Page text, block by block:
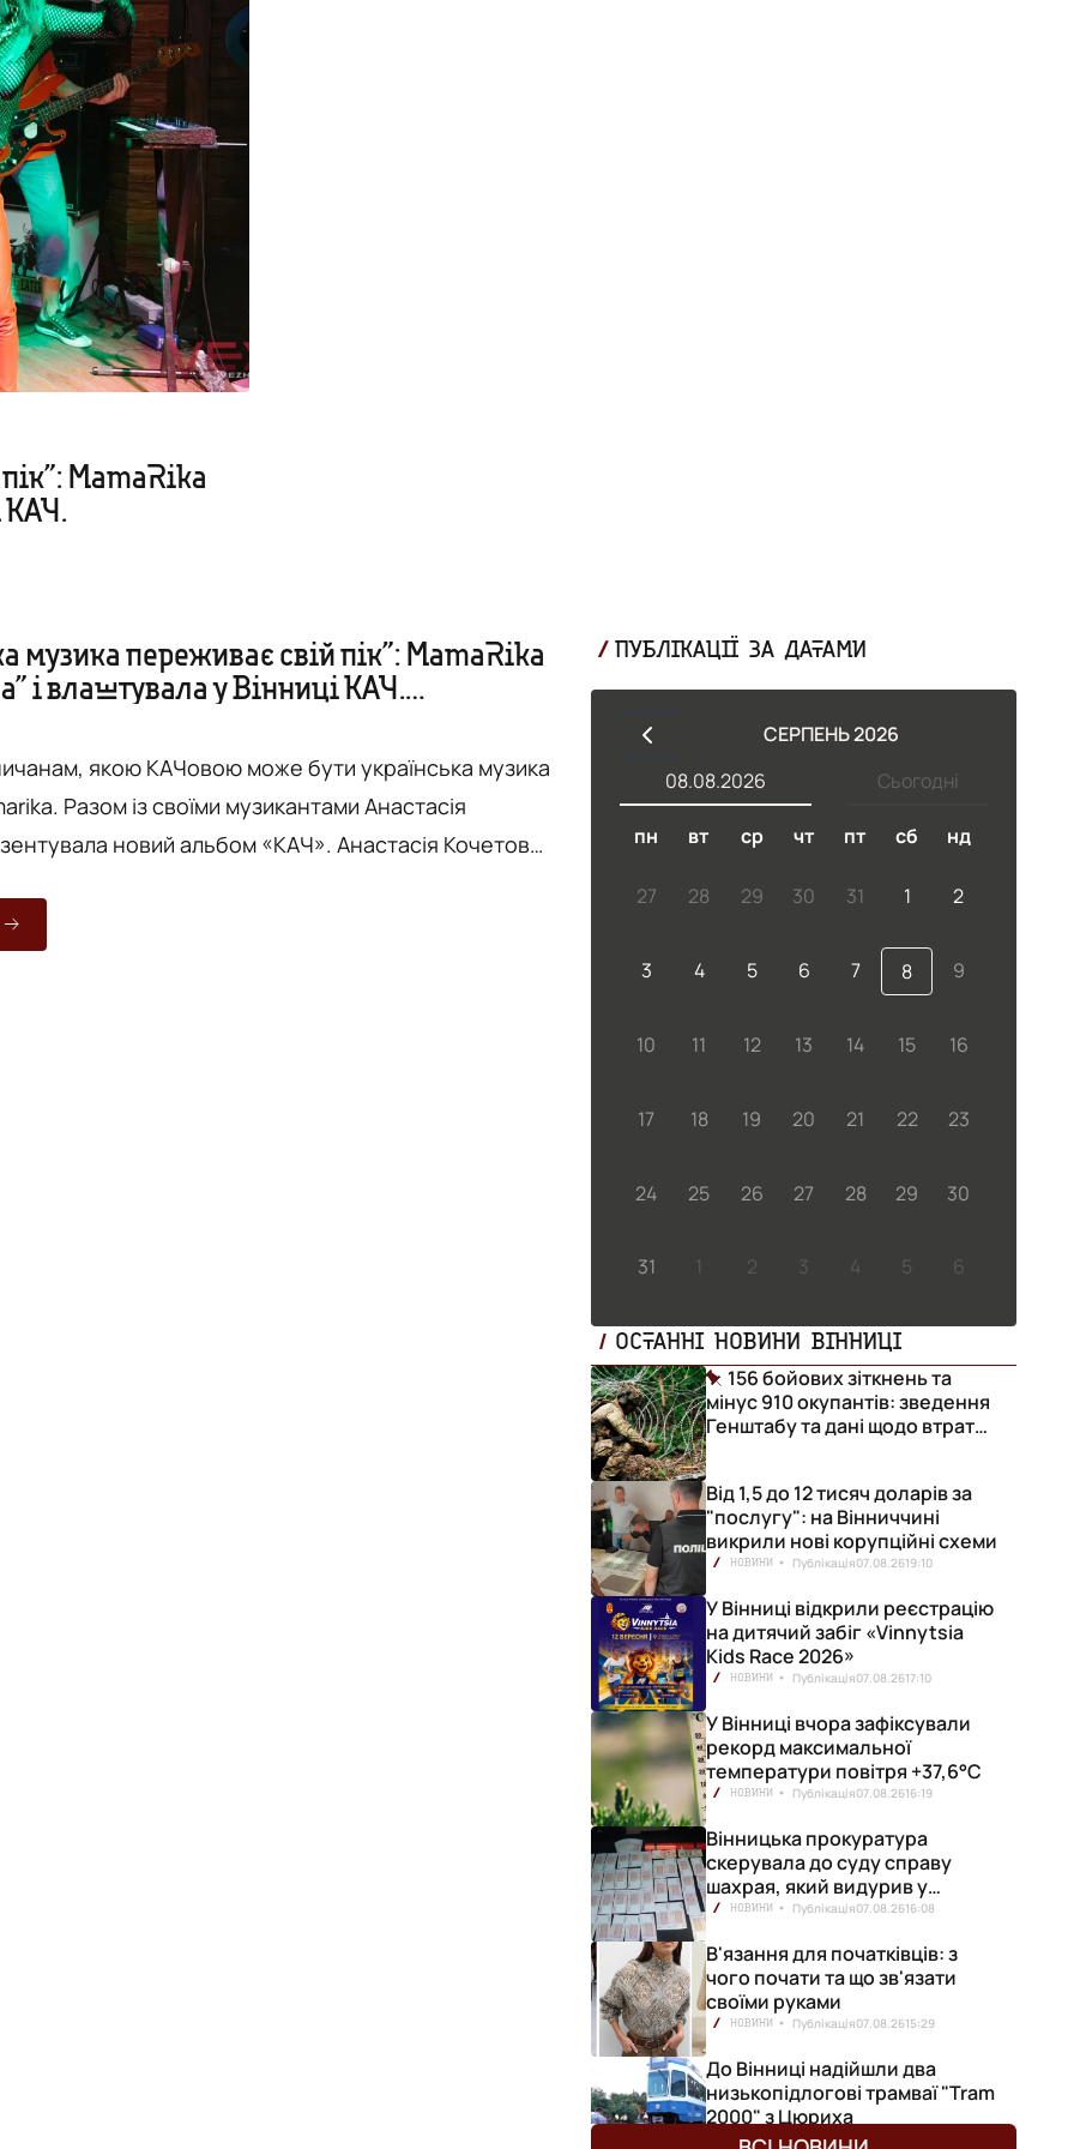
MamaRika
КАЧ.
музика переживає свій пік”: MamaRika
і влаштувала у Вінниці КАЧ.
якою КАЧовою може бути українська музика
Разом із своїми музикантами Анастасія
новий альбом «КАЧ». Анастасія Кочетова,
MamaRika. За цей час вона встигала
національному відборі «Євробачення», зняти
ПУБЛІКАЦІЇ ЗА ДАТАМИ
СЕРПЕНЬ 2026
Сьогодні
08.08.2026
пн вт ср чт пт сб нд
27 28 29 30 31 1 2
3 4 5 6 7 8 9
10 11 12 13 14 15 16
17 18 19 20 21 22 23
24 25 26 27 28 29 30
31 1 2 3 4 5 6
ОСТАННІ НОВИНИ ВІННИЦІ
156 бойових зіткнень та
мінус 910 окупантів: зведення
Генштабу та дані щодо втрат
Від 1,5 до 12 тисяч доларів за
"послугу": на Вінниччині
викрили нові корупційні схеми
НОВИНИ Публікація07.08.2619:10
У Вінниці відкрили реєстрацію
на дитячий забіг «Vinnytsia
Kids Race 2026»
НОВИНИ Публікація07.08.2617:10
У Вінниці вчора зафіксували
рекорд максимальної
температури повітря +37,6°С
НОВИНИ Публікація07.08.2616:19
Вінницька прокуратура
скерувала до суду справу
шахрая, який видурив у
вінничанки 154 тисячі гривень
НОВИНИ Публікація07.08.2616:08
В'язання для початківців: з
чого почати та що зв'язати
своїми руками
НОВИНИ Публікація07.08.2615:29
До Вінниці надійшли два
низькопідлогові трамваї "Tram
2000" з Цюриха
НОВИНИ Публікація07.08.26